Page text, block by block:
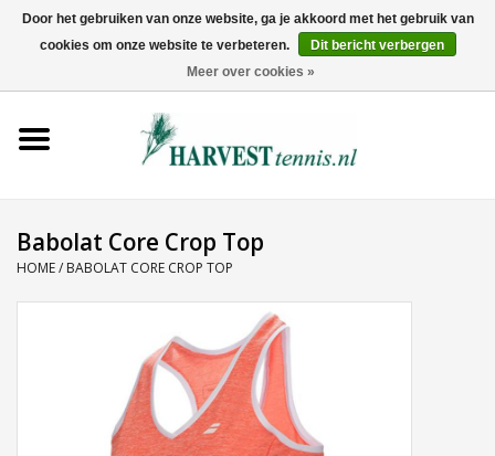
0 Artikelen - €0,00
Tenniskleding
Babolat Core Crop Top
HOME/ BABOLAT CORE CROP TOP
Door het gebruiken van onze website, ga je akkoord met het gebruik van
cookies om onze website te verbeteren.
Dit bericht verbergen
Meer over cookies »